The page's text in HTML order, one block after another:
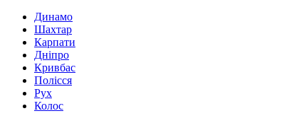
Динамо
Шахтар
Карпати
Дніпро
Кривбас
Полісся
Рух
Колос